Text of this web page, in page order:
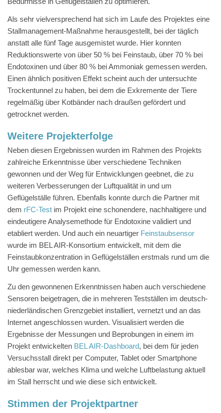
Als sehr vielversprechend hat sich im Laufe des Projektes eine
Stallmanagement-Maßnahme herausgestellt, bei der täglich
anstatt alle fünf Tage ausgemistet wurde. Hier konnten
Reduktionswerte von über 50 % bei Feinstaub, über 70 % bei
Endotoxinen und über 80 % bei Ammoniak gemessen werden.
Einen ähnlich positiven Effekt scheint auch der untersuchte
Trockentunnel zu haben, bei dem die Exkremente der Tiere
regelmäßig über Kotbänder nach draußen gefördert und
getrocknet werden.
Weitere Projekterfolge
Neben diesen Ergebnissen wurden im Rahmen des Projekts
zahlreiche Erkenntnisse über verschiedene Techniken
gewonnen und der Weg für Entwicklungen geebnet, die zu
weiteren Verbesserungen der Luftqualität in und um
Geflügelställe führen. Ebenfalls konnte durch die Partner mit
dem rFC-Test im Projekt eine schonendere, nachhaltigere und
eindeutigere Analysemethode für Endotoxine validiert und
etabliert werden. Und auch ein neuartiger Feinstaubsensor
wurde im BEL AIR-Konsortium entwickelt, mit dem die
Feinstaubkonzentration in Geflügelställen erstmals rund um die
Uhr gemessen werden kann.
Zu den gewonnenen Erkenntnissen haben auch verschiedene
Sensoren beigetragen, die in mehreren Testställen im deutsch-
niederländischen Grenzgebiet installiert, vernetzt und an das
Internet angeschlossen wurden. Visualisiert werden die
Ergebnisse der Messungen und Beprobungen in einem im
Projekt entwickelten BEL AIR-Dashboard, bei dem für jeden
Versuchsstall direkt per Computer, Tablet oder Smartphone
ablesbar war, welches Klima und welche Luftbelastung aktuell
im Stall herrscht und wie diese sich entwickelt.
Stimmen der Projektpartner